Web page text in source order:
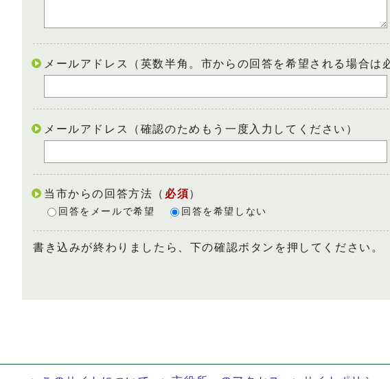
メールアドレス（英数半角。市からの回答を希望される場合は
メールアドレス（確認のためもう一度入力してください）
当市からの回答方法 （ 必須）
回答をメールで希望 回答を希望しない
書き込みが終わりましたら、下の確認ボタンを押してください。